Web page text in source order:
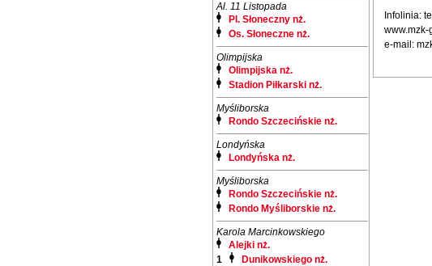
Al. 11 Listopada
Pl. Słoneczny nż.
Os. Słoneczne nż.
Olimpijska
Olimpijska nż.
Stadion Piłkarski nż.
Myśliborska
Rondo Szczecińskie nż.
Londyńska
Londyńska nż.
Myśliborska
Rondo Szczecińskie nż.
Rondo Myśliborskie nż.
Karola Marcinkowskiego
Alejki nż.
1
Dunikowskiego nż.
Infolinia:
www.mzk-
e-mail: